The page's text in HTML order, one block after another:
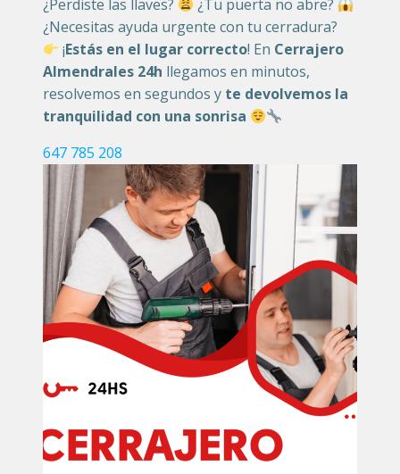
¿Perdiste las llaves?
¿Tu puerta no abre?
¿Necesitas ayuda urgente con tu cerradura?
¡Estás en el lugar correcto! En Cerrajero
Almendrales 24h llegamos en minutos,
resolvemos en segundos y te devolvemos la
tranquilidad con una sonrisa
647 785 208